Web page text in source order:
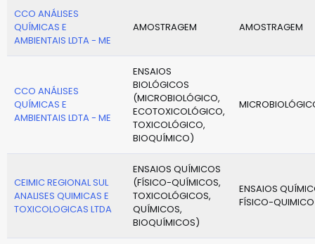
CCO ANÁLISES
QUÍMICAS E
AMBIENTAIS LDTA - ME
AMOSTRAGEM AMOSTRAGEM
CCO ANÁLISES
QUÍMICAS E
AMBIENTAIS LDTA - ME
ENSAIOS
BIOLÓGICOS
(MICROBIOLÓGICO,
ECOTOXICOLÓGICO,
TOXICOLÓGICO,
BIOQUÍMICO)
CEIMIC REGIONAL SUL
ANALISES QUIMICAS E
TOXICOLOGICAS LTDA
ENSAIOS QUÍMICOS
(FÍSICO-QUÍMICOS,
TOXICOLÓGICOS,
QUÍMICOS,
BIOQUÍMICOS)
ENSAIOS
FÍSICO-QUIMICO